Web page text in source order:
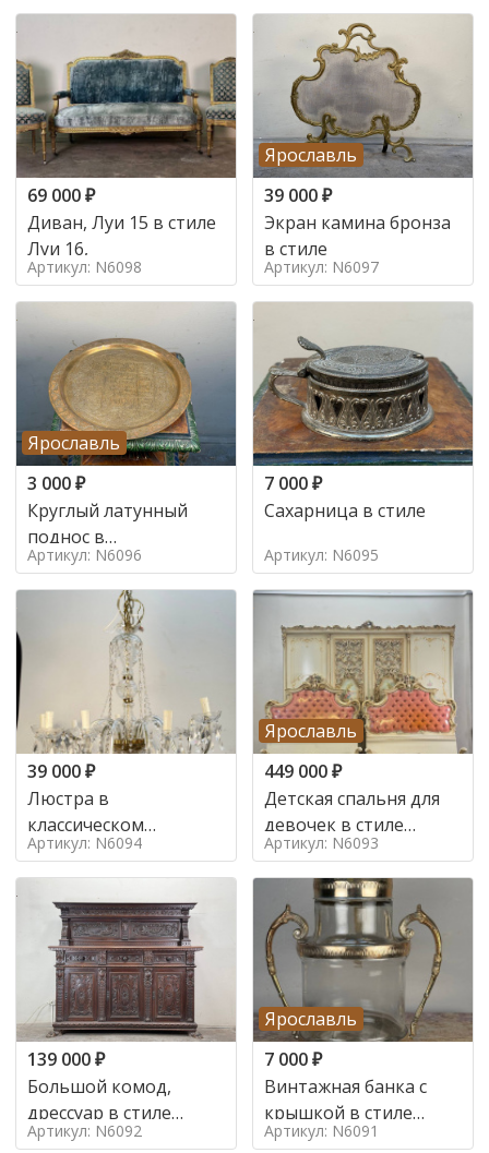
69 000₽
Диван, Луи 15 в стиле
Луи 16,
Артикул: N6098
Ярославль
39 000₽
Экран камина бронза
в стиле
Артикул: N6097
Ярославль
3 000₽
Круглый латунный
поднос в
марокканском стиле в
стиле
Артикул: N6096
7 000₽
Сахарница в стиле
Артикул: N6095
39 000₽
Люстра в
классическом
итальянском стиле на
10 ламп. в стиле
Артикул: N6094
Ярославль
449 000₽
Детская спальня для
девочек в стиле
итальянского барокко
в стиле
Артикул: N6093
139 000₽
Большой комод,
дрессуар в стиле
ренессанс,
Артикул: N6092
Ярославль
7 000₽
Винтажная банка с
крышкой в стиле
Италия,
Артикул: N6091